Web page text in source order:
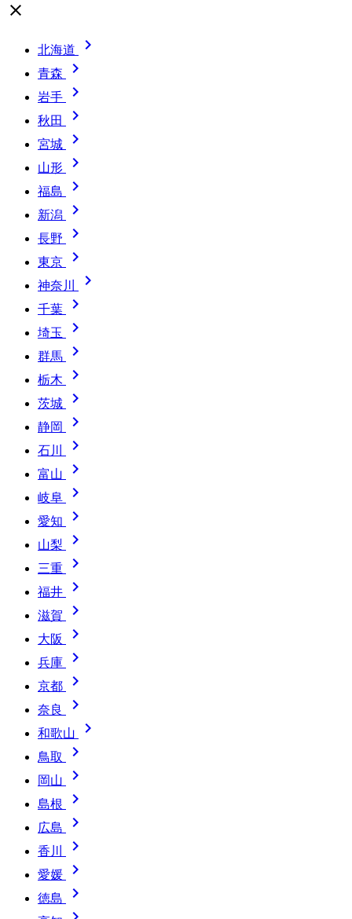
close
北海道 
青森 
岩手 
秋田 
宮城 
山形 
福島 
新潟 
長野 
東京 
神奈川 
千葉 
埼玉 
群馬 
栃木 
茨城 
静岡 
石川 
富山 
岐阜 
愛知 
山梨 
三重 
福井 
滋賀 
大阪 
兵庫 
京都 
奈良 
和歌山 
鳥取 
岡山 
島根 
広島 
香川 
愛媛 
徳島 